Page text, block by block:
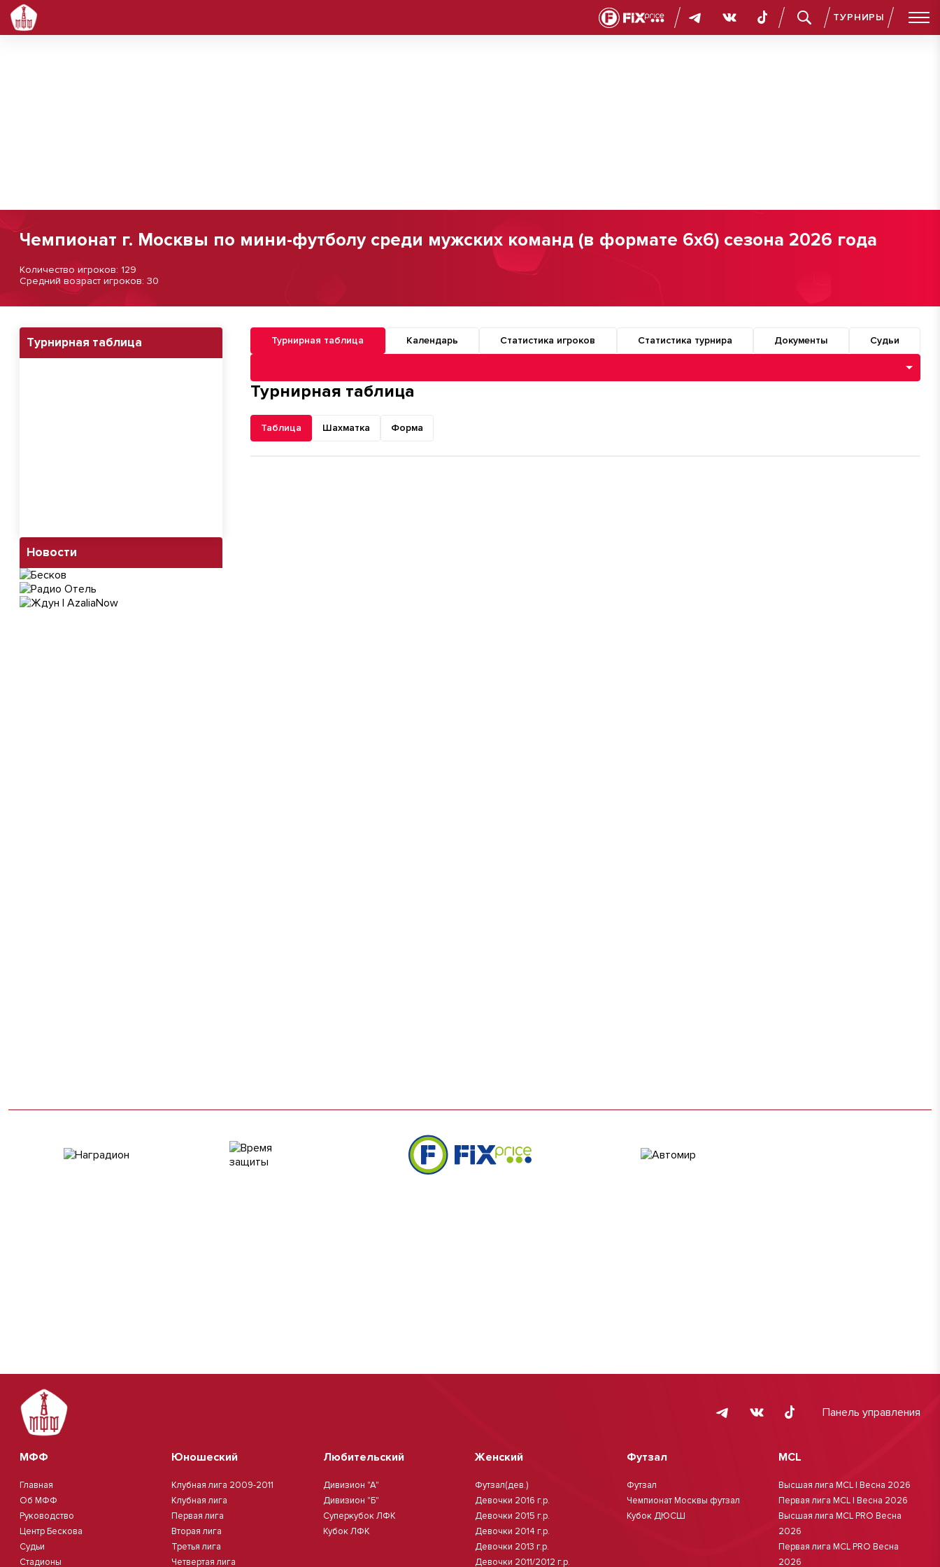
ТУРНИРЫ
Чемпионат г. Москвы по мини-футболу среди мужских команд (в формате 6х6) сезона 2026 года
Количество игроков: 129
Средний возраст игроков: 30
Турнирная таблица
Новости
Турнирная таблица Календарь Статистика игроков Статистика турнира Документы Судьи
Навигация по разделам турнира
Турнирная таблица
Таблица Шахматка Форма
Панель управления
МФФ
Главная
Об МФФ
Руководство
Центр Бескова
Судьи
Стадионы
Юношеский
Клубная лига 2009-2011
Клубная лига
Первая лига
Вторая лига
Третья лига
Четвертая лига
Любительский
Дивизион "А"
Дивизион "Б"
Суперкубок ЛФК
Кубок ЛФК
Женский
Футзал(дев.)
Девочки 2016 г.р.
Девочки 2015 г.р.
Девочки 2014 г.р.
Девочки 2013 г.р.
Девочки 2011/2012 г.р.
Футзал
Футзал
Чемпионат Москвы футзал
Кубок ДЮСШ
MCL
Высшая лига MCL | Весна 2026
Первая лига MCL | Весна 2026
Высшая лига MCL PRO Весна
2026
Первая лига MCL PRO Весна
2026